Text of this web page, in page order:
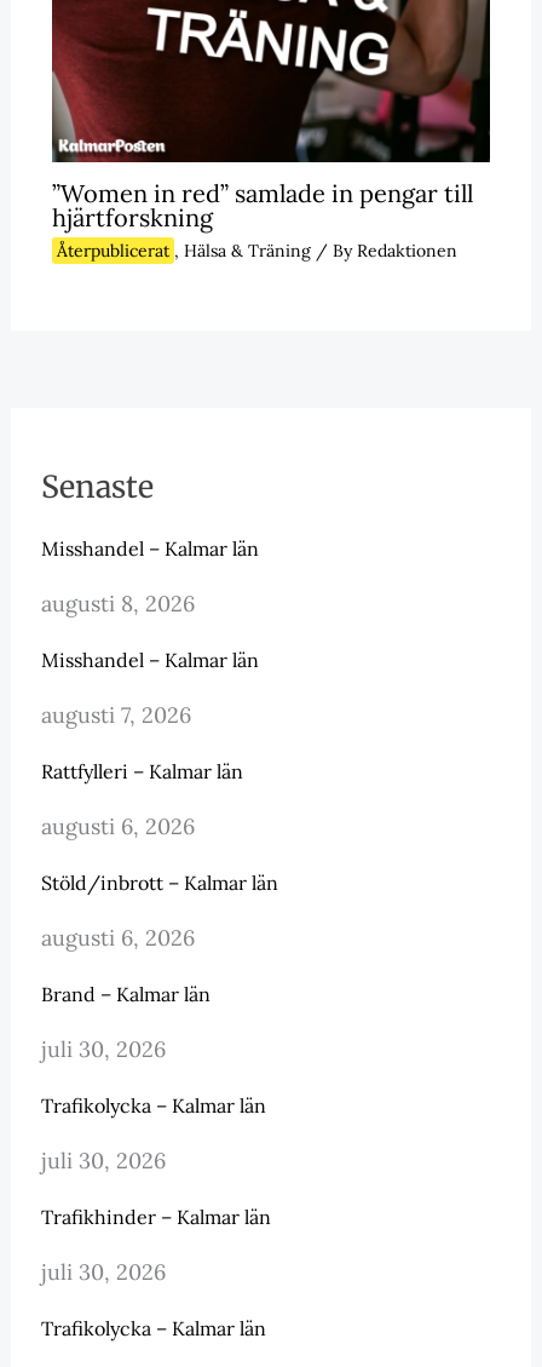
”Women in red” samlade in pengar till
hjärtforskning
Återpublicerat , Hälsa & Träning/ ByRedaktionen
Senaste
Misshandel – Kalmar län
augusti 8, 2026
Misshandel – Kalmar län
augusti 7, 2026
Rattfylleri – Kalmar län
augusti 6, 2026
Stöld/inbrott – Kalmar län
augusti 6, 2026
Brand – Kalmar län
juli 30, 2026
Trafikolycka – Kalmar län
juli 30, 2026
Trafikhinder – Kalmar län
juli 30, 2026
Trafikolycka – Kalmar län